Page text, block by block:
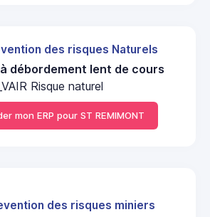
des risques Naturels
débordement lent de cours
Risque naturel
mon ERP pour ST REMIMONT
des risques miniers